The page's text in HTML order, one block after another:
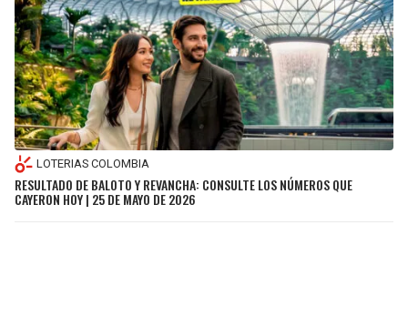
LOTERIAS COLOMBIA
RESULTADO DE BALOTO Y REVANCHA: CONSULTE LOS NÚMEROS QUE
CAYERON HOY | 25 DE MAYO DE 2026